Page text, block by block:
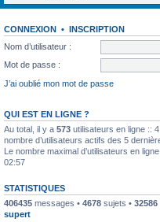
CONNEXION • INSCRIPTION
Nom d’utilisateur :
Mot de passe :
J’ai oublié mon mot de passe
QUI EST EN LIGNE ?
Au total, il y a 573 utilisateurs en ligne ::
nombre d’utilisateurs actifs des 5
Le nombre maximal d’utilisateurs en
02:57
STATISTIQUES
406435 messages • 4678 sujets • 32586
supert